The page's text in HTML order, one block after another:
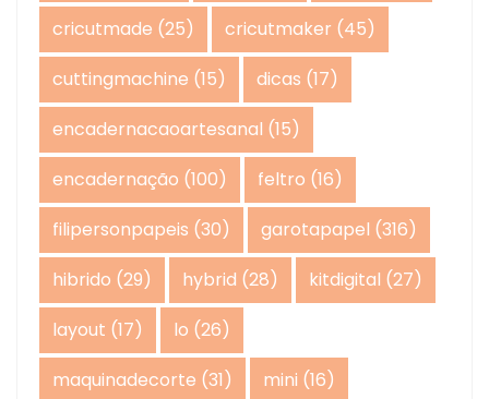
cricutmade (25) cricutmaker (45)
cuttingmachine (15) dicas (17)
encadernacaoartesanal (15)
encadernação (100) feltro (16)
filipersonpapeis (30) garotapapel (316)
hibrido (29) hybrid (28) kitdigital (27)
layout (17) lo (26)
maquinadecorte (31) mini (16)